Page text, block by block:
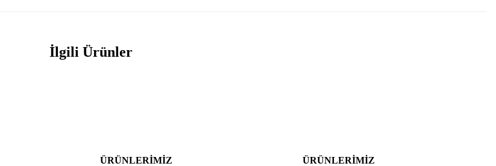
İlgili Ürünler
ÜRÜNLERIMIZ ÜRÜNLERIMIZ